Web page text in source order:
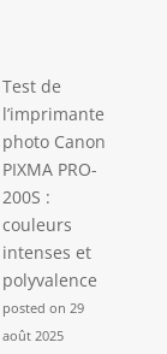
Test de
l’imprimante
photo Canon
PIXMA PRO-
200S :
couleurs
intenses et
polyvalence
posted on 29
août 2025